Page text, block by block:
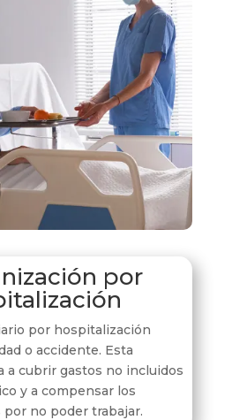
por
por hospitalización
o accidente. Esta
a cubrir gastos no incluidos
y a compensar los
no poder trabajar.